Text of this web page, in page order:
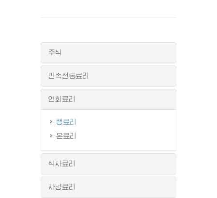
주식
민족전통료리
연회료리
랭료리
온료리
식사료리
사냥료리